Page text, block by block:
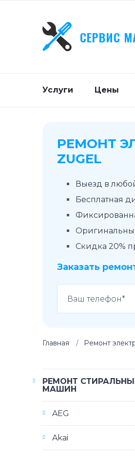
СЕРВИС
Услуги Цены
РЕМОНТ
ZUGEL
Выезд в
Бесплатная
Скидка 20%
Заказать
Главная Ремонт
РЕМОНТ
МАШИН
AEG
Akai